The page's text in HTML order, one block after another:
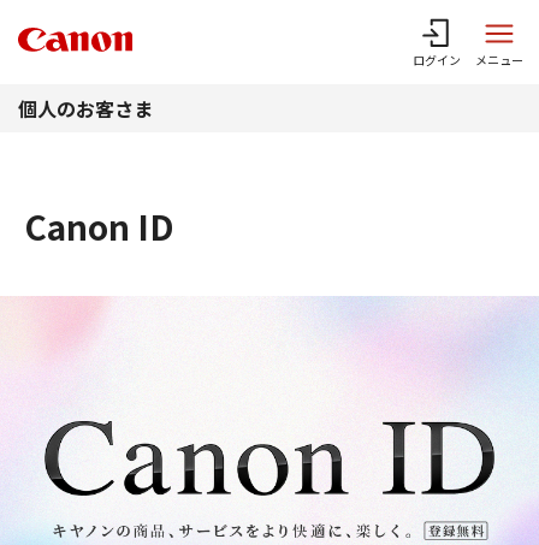
ログイン メニュー
個人のお客さま
Canon ID